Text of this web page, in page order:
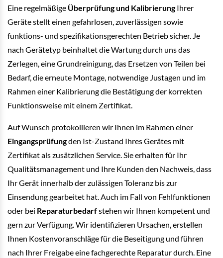
Eine regelmäßige Überprüfung und KalibrierungIhrer
Geräte stellt einen gefahrlosen, zuverlässigen sowie
funktions- und spezifikationsgerechten Betrieb sicher. Je
nach Gerätetyp beinhaltet die Wartung durch uns das
Zerlegen, eine Grundreinigung, das Ersetzen von Teilen bei
Bedarf, die erneute Montage, notwendige Justagen und im
Rahmen einer Kalibrierung die Bestätigung der korrekten
Funktionsweise mit einem Zertifikat.
Auf Wunsch protokollieren wir Ihnen im Rahmen einer
Eingangsprüfungden Ist-Zustand Ihres Gerätes mit
Zertifikat als zusätzlichen Service. Sie erhalten für Ihr
Qualitätsmanagement und Ihre Kunden den Nachweis, dass
Ihr Gerät innerhalb der zulässigen Toleranz bis zur
Einsendung gearbeitet hat. Auch im Fall von Fehlfunktionen
oder bei Reparaturbedarfstehen wir Ihnen kompetent und
gern zur Verfügung. Wir identifizieren Ursachen, erstellen
Ihnen Kostenvoranschläge für die Beseitigung und führen
nach Ihrer Freigabe eine fachgerechte Reparatur durch. Eine